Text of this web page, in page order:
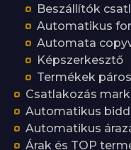
Beszállítók
Automatikus
Automata
Képszerkesztő
Termékek
Csatlakozás
Automatikus
Automatikus
Árak és TOP